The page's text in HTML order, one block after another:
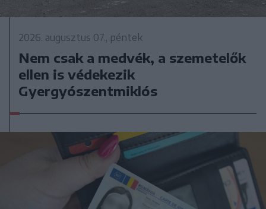
2026. augusztus 07., péntek
Nem csak a medvék, a szemetelők
ellen is védekezik
Gyergyószentmiklós